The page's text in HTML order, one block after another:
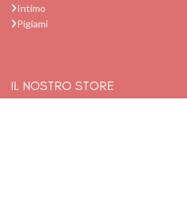
Intimo
Pigiami
IL NOSTRO STORE